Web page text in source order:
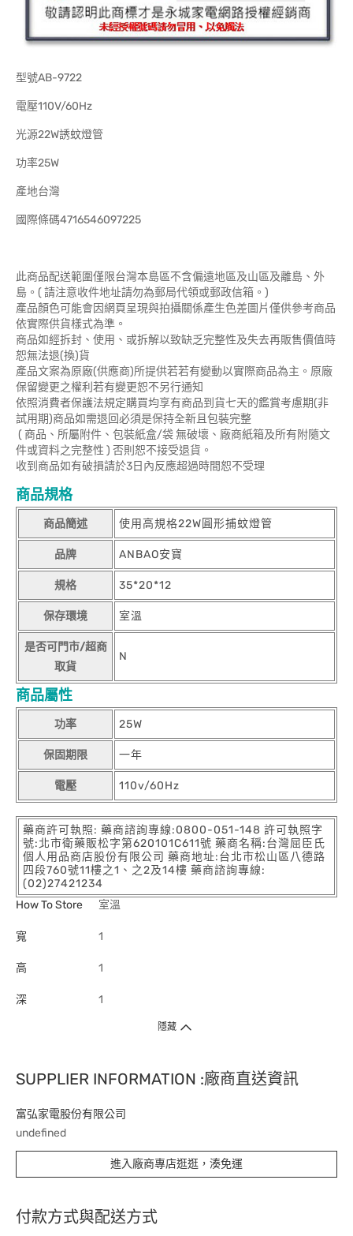
型號AB-9722
電壓110V/60Hz
光源22W誘蚊燈管
功率25W
產地台灣
國際條碼4716546097225
此商品配送範圍僅限台灣本島區不含偏遠地區及山區及離島、外
島。( 請注意收件地址請勿為郵局代領或郵政信箱。)
產品顏色可能會因網頁呈現與拍攝關係產生色差圖片僅供參考商品
依實際供貨樣式為準。
商品如經拆封、使用、或拆解以致缺乏完整性及失去再販售價值時
恕無法退(換)貨
產品文案為原廠(供應商)所提供若若有變動以實際商品為主。原廠
保留變更之權利若有變更恕不另行通知
依照消費者保護法規定購買均享有商品到貨七天的鑑賞考慮期(非
試用期)商品如需退回必須是保持全新且包裝完整
( 商品、所屬附件、包裝紙盒/袋 無破壞、廠商紙箱及所有附隨文
件或資料之完整性 ) 否則恕不接受退貨。
收到商品如有破損請於3日內反應超過時間恕不受理
商品規格
商品簡述 使用高規格22W圓形捕蚊燈管
品牌 ANBAO安寶
規格 35*20*12
保存環境 室溫
是否可門市/超商
取貨
N
商品屬性
功率 25W
保固期限 一年
電壓 110v/60Hz
藥商許可執照: 藥商諮詢專線:0800-051-148 許可執照字
號:北市衛藥販松字第620101C611號 藥商名稱:台灣屈臣氏
個人用品商店股份有限公司 藥商地址:台北市松山區八德路
四段760號11樓之1、之2及14樓 藥商諮詢專線:
(02)27421234
How To Store
室溫
寬 1
高 1
深 1
隱藏
SUPPLIER INFORMATION :廠商直送資訊
富弘家電股份有限公司
undefined
進入廠商專店逛逛，湊免運
付款方式與配送方式